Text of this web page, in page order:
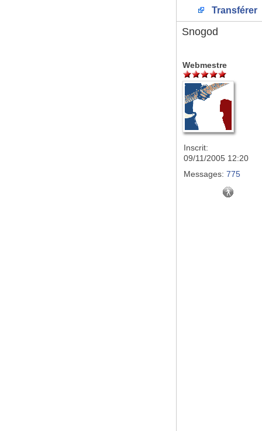
Transférer
Snogod
Webmestre
Inscrit:
09/11/2005 12:20
Messages: 775